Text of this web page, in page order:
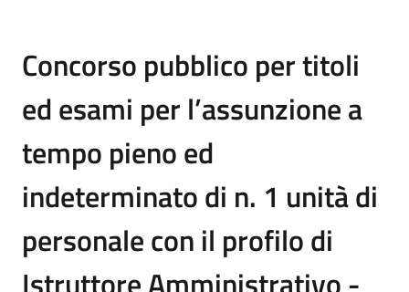
Concorso pubblico per titoli
ed esami per l’assunzione a
tempo pieno ed
indeterminato di n. 1 unità di
personale con il profilo di